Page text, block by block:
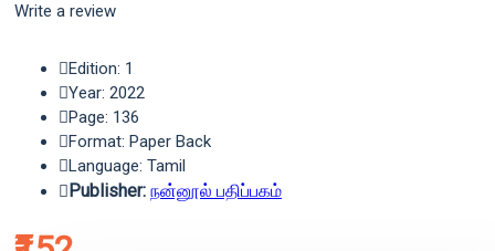
Write a review
Edition: 1
Year: 2022
Page: 136
Format: Paper Back
Language: Tamil
Publisher: நன்னூல் பதிப்பகம்